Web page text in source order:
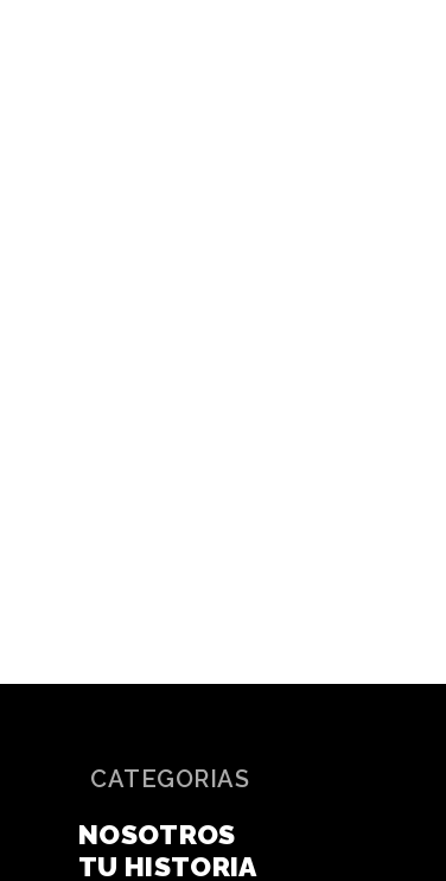
CATEGORIAS
NOSOTROS
TU HISTORIA